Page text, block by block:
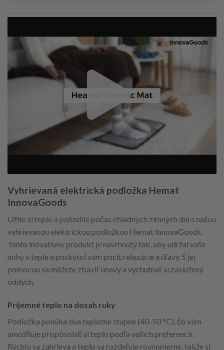
Vyhrievaná elektrická podložka Hemat
InnovaGoods
Užite si teplo a pohodlie počas chladných zimných dní s našou
vyhrievanou elektrickou podložkou Hemat InnovaGoods.
Tento inovatívny produkt je navrhnutý tak, aby udržal vaše
nohy v teple a poskytol vám pocit relaxácie a úľavy. S jej
pomocou sa môžete zbaviť únavy a vychutnať si zaslúžený
oddych.
Príjemné teplo na dosah ruky
Podložka ponúka dva teplotné stupne (40-50 °C), čo vám
umožňuje prispôsobiť si teplo podľa vašich preferencií.
Rýchlo sa zahrieva a teplo sa rozdeľuje rovnomerne, takže si